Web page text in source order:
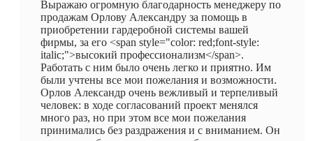
Выражаю огромную благодарность менеджеру по
продажам Орлову Александру за помощь в
приобретении гардеробной системы вашей
фирмы, за его <span style="color: red;font-style:
italic;">высокий профессионализм</span>.
Работать с ним было очень легко и приятно. Им
были учтены все мои пожелания и возможности.
Орлов Александр очень вежливый и терпеливый
человек: в ходе согласований проект менялся
много раз, но при этом все мои пожелания
принимались без раздражения и с вниманием. Он